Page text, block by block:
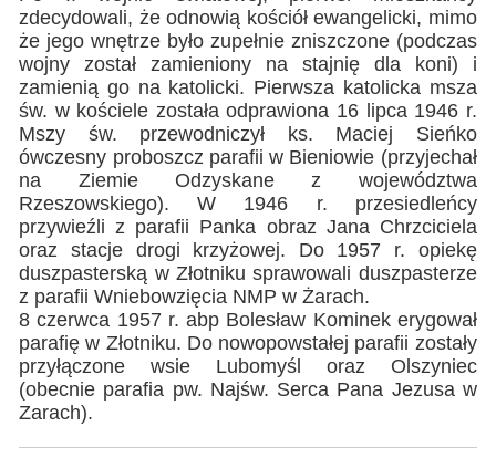
zdecydowali, że odnowią kościół ewangelicki, mimo
że jego wnętrze było zupełnie zniszczone (podczas
wojny został zamieniony na stajnię dla koni) i
zamienią go na katolicki. Pierwsza katolicka msza
św. w kościele została odprawiona 16 lipca 1946 r.
Mszy św. przewodniczył ks. Maciej Sieńko
ówczesny proboszcz parafii w Bieniowie (przyjechał
na Ziemie Odzyskane z województwa
Rzeszowskiego). W 1946 r. przesiedleńcy
przywieźli z parafii Panka obraz Jana Chrzciciela
oraz stacje drogi krzyżowej. Do 1957 r. opiekę
duszpasterską w Złotniku sprawowali duszpasterze
z parafii Wniebowzięcia NMP w Żarach.
8 czerwca 1957 r. abp Bolesław Kominek erygował
parafię w Złotniku. Do nowopowstałej parafii zostały
przyłączone wsie Lubomyśl oraz Olszyniec
(obecnie parafia pw. Najśw. Serca Pana Jezusa w
Zarach).